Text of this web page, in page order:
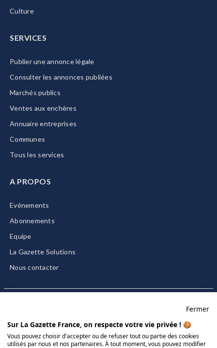
Culture
SERVICES
Publier une annonce légale
Consulter les annonces publiées
Marchés publics
Ventes aux enchères
Annuaire entreprises
Communes
Tous les services
A PROPOS
Evénements
Abonnements
Equipe
La Gazette Solutions
Nous contacter
CGU/CGV
Données personnelles
Fermer
Sur La Gazette France, on respecte votre vie privée ! 🍪
Vous pouvez choisir d'accepter ou de refuser tout ou partie des cookies
utilisés par nous et nos partenaires. À tout moment, vous pouvez modifier